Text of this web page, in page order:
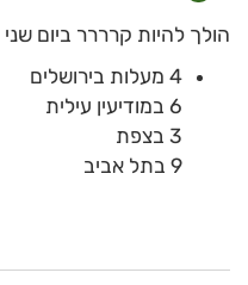
הולך להיות קרררר ביום שני בערב
4 מעלות בירושלים
6 במודיעין עילית
3 בצפת
9 בתל אביב